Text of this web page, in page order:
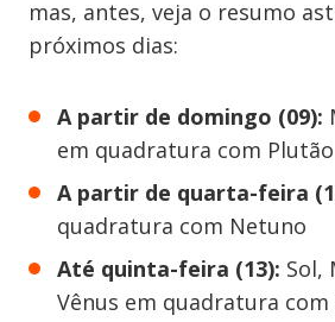
mas, antes, veja o resumo
próximos dias:
A partir de domingo (09):
em quadratura com Plutão
A partir de quarta-feira
quadratura com Netuno
Até quinta-feira (13): Sol,
Vênus em quadratura